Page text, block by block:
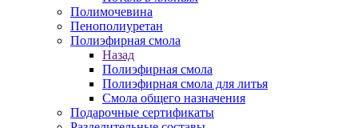
Полимочевина
Пенополиуретан
Полиэфирная смола
Назад
Полиэфирная смола
Полиэфирная смола для литья
Смола общего назначения
Подарочные сертификаты